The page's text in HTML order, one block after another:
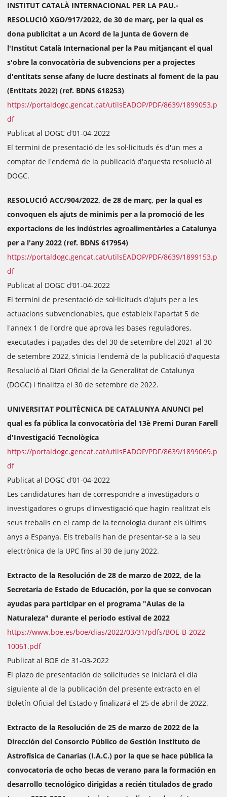
INSTITUT CATALÀ INTERNACIONAL PER LA PAU.-
RESOLUCIÓ XGO/917/2022, de 30 de març, per la qual es
dona publicitat a un Acord de la Junta de Govern de
l'Institut Català Internacional per la Pau mitjançant el qual
s'obre la convocatòria de subvencions per a projectes
d'entitats sense afany de lucre destinats al foment de la pau
(Entitats 2022) (ref. BDNS 618253)
https://portaldogc.gencat.cat/utilsEADOP/PDF/8639/1899053.p
df
Publicat al DOGC d’01-04-2022
El termini de presentació de les sol·licituds és d'un mes a
comptar de l'endemà de la publicació d'aquesta resolució al
DOGC.
RESOLUCIÓ ACC/904/2022, de 28 de març, per la qual es
convoquen els ajuts de minimis per a la promoció de les
exportacions de les indústries agroalimentàries a Catalunya
per a l'any 2022 (ref. BDNS 617954)
https://portaldogc.gencat.cat/utilsEADOP/PDF/8639/1899153.p
df
Publicat al DOGC d’01-04-2022
El termini de presentació de sol·licituds d'ajuts per a les
actuacions subvencionables, que estableix l'apartat 5 de
l'annex 1 de l'ordre que aprova les bases reguladores,
executades i pagades des del 30 de setembre del 2021 al 30
de setembre 2022, s'inicia l'endemà de la publicació d'aquesta
Resolució al Diari Oficial de la Generalitat de Catalunya
(DOGC) i finalitza el 30 de setembre de 2022.
UNIVERSITAT POLITÈCNICA DE CATALUNYA ANUNCI pel
qual es fa pública la convocatòria del 13è Premi Duran Farell
d'Investigació Tecnològica
https://portaldogc.gencat.cat/utilsEADOP/PDF/8639/1899069.p
df
Publicat al DOGC d’01-04-2022
Les candidatures han de correspondre a investigadors o
investigadores o grups d'investigació que hagin realitzat els
seus treballs en el camp de la tecnologia durant els últims
anys a Espanya. Els treballs han de presentar-se a la seu
electrònica de la UPC fins al 30 de juny 2022.
Extracto de la Resolución de 28 de marzo de 2022, de la
Secretaría de Estado de Educación, por la que se convocan
ayudas para participar en el programa "Aulas de la
Naturaleza" durante el periodo estival de 2022
https://www.boe.es/boe/dias/2022/03/31/pdfs/BOE-B-2022-
10061.pdf
Publicat al BOE de 31-03-2022
El plazo de presentación de solicitudes se iniciará el día
siguiente al de la publicación del presente extracto en el
Boletín Oficial del Estado y finalizará el 25 de abril de 2022.
Extracto de la Resolución de 25 de marzo de 2022 de la
Dirección del Consorcio Público de Gestión Instituto de
Astrofísica de Canarias (I.A.C.) por la que se hace pública la
convocatoria de ocho becas de verano para la formación en
desarrollo tecnológico dirigidas a recién titulados de grado